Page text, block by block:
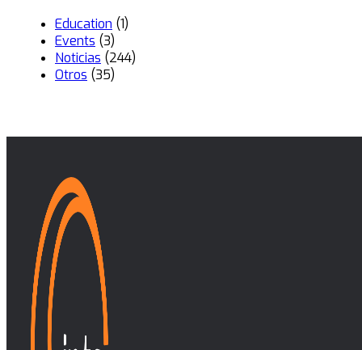
Education (1)
Events (3)
Noticias (244)
Otros (35)